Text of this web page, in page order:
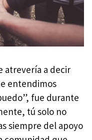
atrevería a decir
entendimos
fue durante
tú solo no
siempre del apoyo